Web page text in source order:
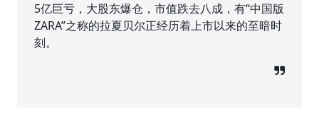
5亿巨亏，大股东爆仓，市值跌去八成，有“中国版
ZARA”之称的拉夏贝尔正经历着上市以来的至暗时
刻。